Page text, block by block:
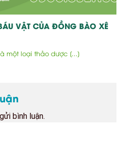
VẬT CỦA ĐỒNG BÀO XÊ
một loại thảo dược [...]
bình luận.